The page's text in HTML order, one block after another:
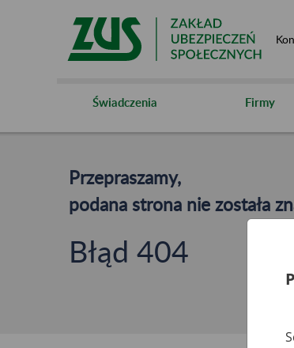
Świadczenia Firmy
Przepraszamy,
podana strona nie została
Błąd 404